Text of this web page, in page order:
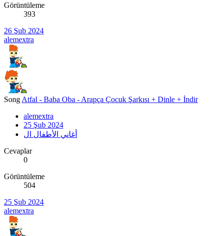
Görüntüleme
393
26 Şub 2024
alemextra
Song Atfal - Baba Oba - Arapça Çocuk Şarkısı + Dinle + İndir
alemextra
25 Şub 2024
أغاني الأطفال ال
Cevaplar
0
Görüntüleme
504
25 Şub 2024
alemextra